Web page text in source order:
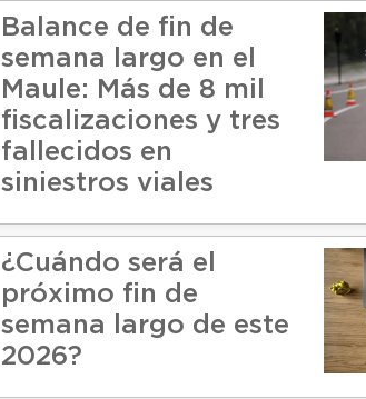
Balance de fin de
semana largo en el
Maule: Más de 8 mil
fiscalizaciones y tres
fallecidos en
siniestros viales
¿Cuándo será el
próximo fin de
semana largo de este
2026?